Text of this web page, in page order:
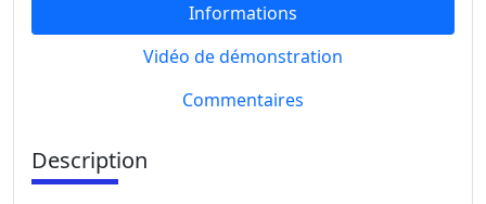
Informations
Vidéo de démonstration
Commentaires
Description